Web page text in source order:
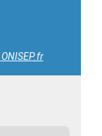
ONISEP.fr